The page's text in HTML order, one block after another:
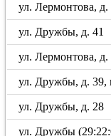
ул. Лермонтова, д.
ул. Дружбы, д. 41
ул. Лермонтова, д.
ул. Дружбы, д. 39,
ул. Дружбы, д. 28
ул. Дружбы